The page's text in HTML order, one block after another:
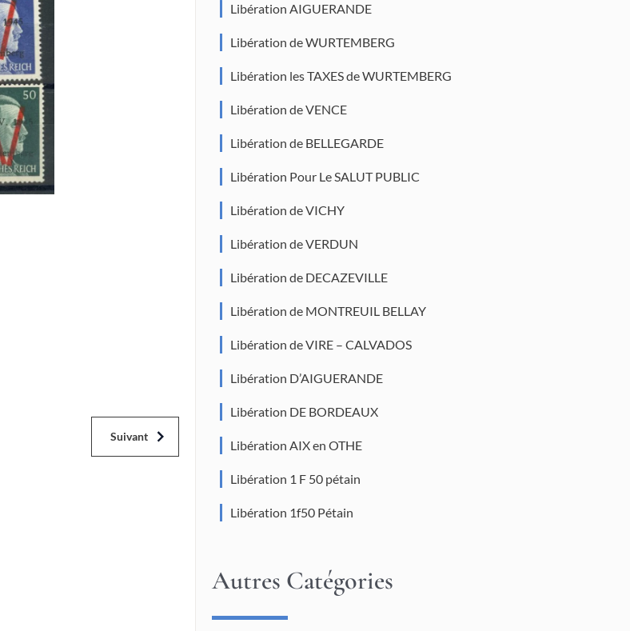
Suivant
Libération AIGUERANDE
Libération de WURTEMBERG
Libération les TAXES de WURTEMBERG
Libération de VENCE
Libération de BELLEGARDE
Libération Pour Le SALUT PUBLIC
Libération de VICHY
Libération de VERDUN
Libération de DECAZEVILLE
Libération de MONTREUIL BELLAY
Libération de VIRE – CALVADOS
Libération D’AIGUERANDE
Libération DE BORDEAUX
Libération AIX en OTHE
Libération 1 F 50 pétain
Libération 1f50 Pétain
Autres Catégories